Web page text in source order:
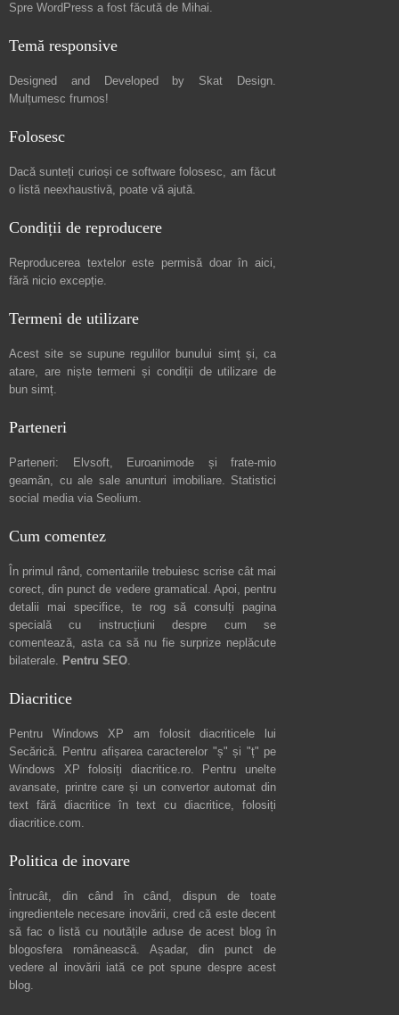
Spre WordPress a fost făcută de Mihai.
Temă responsive
Designed and Developed by Skat Design.
Mulțumesc frumos!
Folosesc
Dacă sunteți curioși ce software folosesc, am făcut
o listă neexhaustivă, poate vă ajută.
Condiții de reproducere
Reproducerea textelor este permisă doar în aici,
fără nicio excepție.
Termeni de utilizare
Acest site se supune regulilor bunului simț și, ca
atare, are niștetermeni și condiții de utilizare de
bun simț.
Parteneri
Parteneri: Elvsoft, Euroanimode și frate-mio
geamăn, cu ale sale anunturi imobiliare. Statistici
social media via Seolium.
Cum comentez
În primul rând, comentariile trebuiesc scrise cât mai
corect, din punct de vedere gramatical. Apoi, pentru
detalii mai specifice, te rog să consulți pagina
specială cu instrucțiuni despre cum se
comentează, asta ca să nu fie surprize neplăcute
bilaterale. Pentru SEO.
Diacritice
Pentru Windows XP am folosit diacriticele lui
Secărică. Pentru afișarea caracterelor "ș" și "ț" pe
Windows XP folosiți diacritice.ro. Pentru unelte
avansate, printre care și un convertor automat din
text fără diacritice în text cu diacritice, folosiți
diacritice.com.
Politica de inovare
Întrucât, din când în când, dispun de toate
ingredientele necesare inovării, cred că este decent
să fac o listă cu noutățile aduse de acest blog în
blogosfera românească. Așadar, din punct de
vedere al inovării iată ce pot spune despre acest
blog.